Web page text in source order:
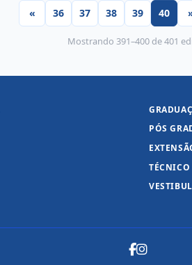
« 36 37 38 39 40
Mostrando 391–400 de 401
PÓS
TÉCNICO